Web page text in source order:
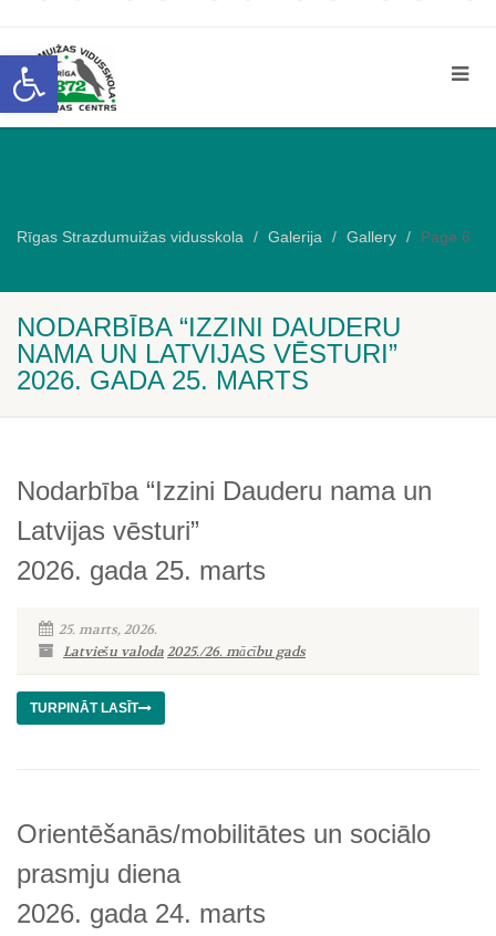
Open toolbar
Rīgas Strazdumuižas vidusskola Galerija Gallery Page 6
NODARBĪBA “IZZINI DAUDERU
NAMA UN LATVIJAS VĒSTURI”
2026. GADA 25. MARTS
Nodarbība “Izzini Dauderu nama un
Latvijas vēsturi”
2026. gada 25. marts
25. marts, 2026.
Latviešu valoda2025./26. mācību gads
TURPINĀT LASĪT
Orientēšanās/mobilitātes un sociālo
prasmju diena
2026. gada 24. marts